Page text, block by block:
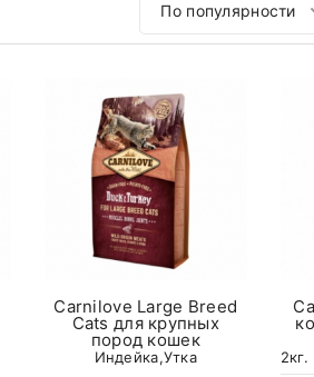
По популярности
Carnilove Large Breed
Cats для крупных
пород кошек
Индейка,Утка
2кг.